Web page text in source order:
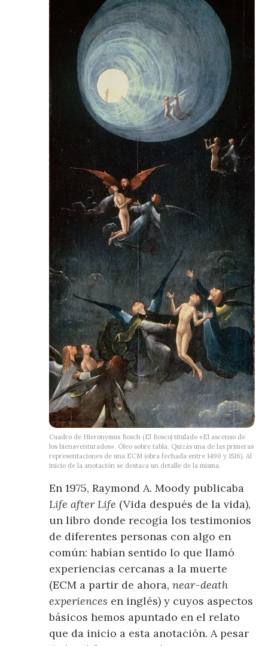
Cuadro de Hieronymus Bosch (El Bosco) titulado «El ascenso de
los bienaventurados». Óleo sobre tabla. Quizás una de las primeras
representaciones de una ECM (obra fechada entre 1490 y 1516). Al
inicio de la anotación se destaca un detalle de la misma.
En 1975, Raymond A. Moody publicaba
Life after Life (Vida después de la vida),
un libro donde recogía los testimonios
de diferentes personas con algo en
común: habían sentido lo que llamó
experiencias cercanas a la muerte
(ECM a partir de ahora,­­­­­­near-death
experiences en inglés) y cuyos aspectos
básicos hemos apuntado en el relato
que da inicio a esta anotación. A pesar